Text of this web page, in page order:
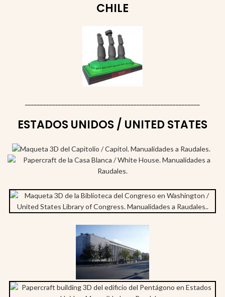
CHILE
ESTADOS UNIDOS / UNITED STATES